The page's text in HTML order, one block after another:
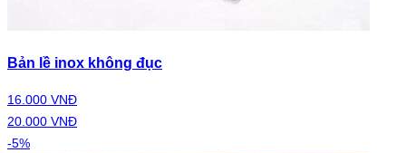
Bản lề inox không đục
16.000 VNĐ
20.000 VNĐ
-5%